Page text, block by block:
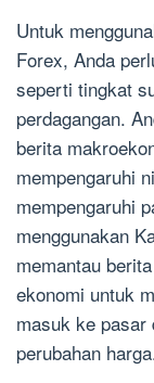
Untuk
Forex, Anda
seperti tingkat
perdagangan.
berita
mempengaruhi
mempengaruhi
menggunakan
memantau
ekonomi untuk
masuk ke pasar
perubahan